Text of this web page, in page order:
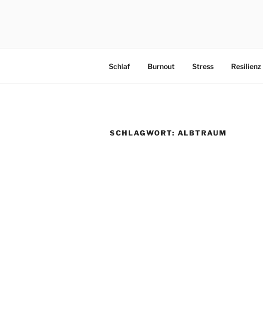
Schlaf Burnout Stress Resilienz
SCHLAGWORT: ALBTRAUM